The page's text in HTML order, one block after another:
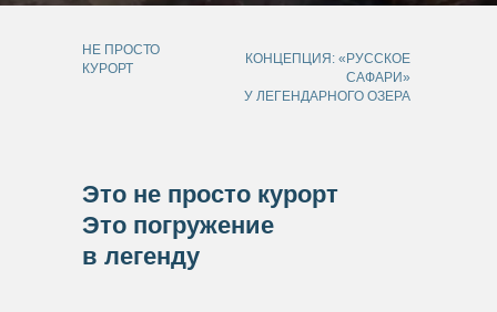
КОНЦЕПЦИЯ: «РУССКОЕ
САФАРИ»
У ЛЕГЕНДАРНОГО ОЗЕРА
НЕ ПРОСТО
КУРОРТ
Это не просто курорт
Это погружение
в легенду